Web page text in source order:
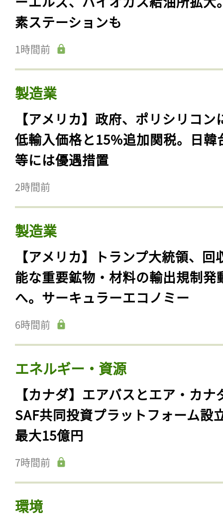
素ステーションも
1時間前
製造業
【アメリカ】政府、ポリシリコン
低輸入価格と15%追加関税。日韓
等には優遇措置
2時間前
製造業
【アメリカ】トランプ大統領、回
能な重要鉱物・材料の輸出規制発
へ。サーキュラーエコノミー
6時間前
エネルギー・資源
【カナダ】エアバスとエア・カナ
SAF共同投資プラットフォーム設
最大15億円
7時間前
環境